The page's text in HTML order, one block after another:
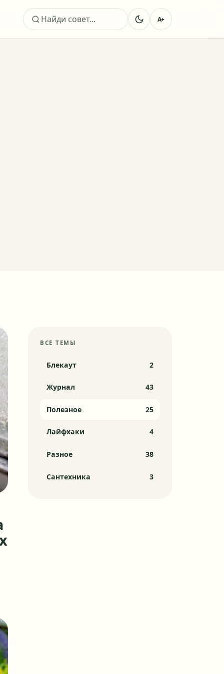
Поиск A+
ВСЕ ТЕМЫ
Блекаут 2
Журнал 43
Полезное 25
Лайфхаки 4
Разное 38
Сантехника 3